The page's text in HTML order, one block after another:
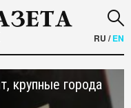
RU /EN
крупные города